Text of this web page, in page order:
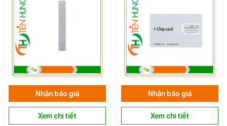
Nhận báo giá
Xem chi tiết
Nhận báo giá
Xem chi tiết